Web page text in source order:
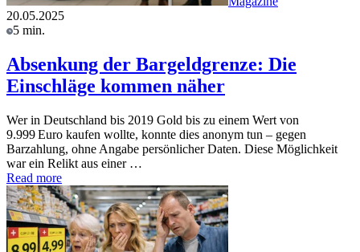
20.05.2025
5 min.
Absenkung der Bargeldgrenze: Die
Einschläge kommen näher
Wer in Deutschland bis 2019 Gold bis zu einem Wert von
9.999 Euro kaufen wollte, konnte dies anonym tun – gegen
Barzahlung, ohne Angabe persönlicher Daten. Diese Möglichkeit
war ein Relikt aus einer …
Read more